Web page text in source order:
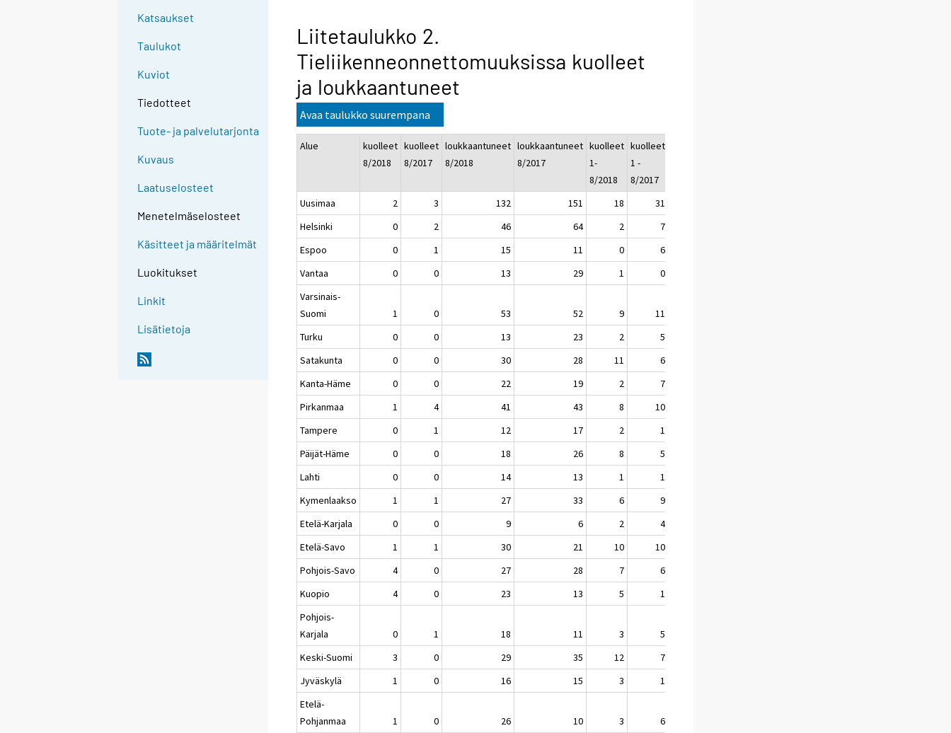
Katsaukset
Taulukot
Kuviot
Tiedotteet
Tuote- ja palvelutarjonta
Kuvaus
Laatuselosteet
Menetelmäselosteet
Käsitteet ja määritelmät
Luokitukset
Linkit
Lisätietoja
Liitetaulukko 2.
Tieliikenneonnettomuuksissa kuolleet
ja loukkaantuneet
Avaa taulukko suurempana
Alue
kuolleet
8/2018
kuolleet
8/2017
loukkaantuneet
8/2018
loukkaantuneet
8/2017
kuolleet
1-
8/2018
kuolleet
1 -
8/2017
Uusimaa 2 3 132 151 18 31
Helsinki
0 2 46 64 2 7
Espoo
0 1 15 11 0 6
Vantaa
0 0 13 29 1 0
Varsinais-
Suomi
1 0 53 52 9 11
Turku
0 0 13 23 2 5
Satakunta
0 0 30 28 11 6
Kanta-Häme
0 0 22 19 2 7
Pirkanmaa
1 4 41 43 8 10
Tampere
0 1 12 17 2 1
Päijät-Häme
0 0 18 26 8 5
Lahti
0 0 14 13 1 1
Kymenlaakso
1 1 27 33 6 9
Etelä-Karjala
0 0 9 6 2 4
Etelä-Savo
1 1 30 21 10 10
Pohjois-Savo
4 0 27 28 7 6
Kuopio
4 0 23 13 5 1
Pohjois-
Karjala
0 1 18 11 3 5
Keski-Suomi
3 0 29 35 12 7
Jyväskylä
1 0 16 15 3 1
Etelä-
Pohjanmaa
1 0 26 10 3 6